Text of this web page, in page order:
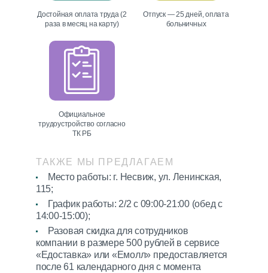
Достойная оплата труда (2
раза в месяц на карту)
Отпуск — 25 дней, оплата
больничных
Официальное
трудоустройство согласно
ТК РБ
ТАКЖЕ МЫ ПРЕДЛАГАЕМ
Место работы: г. Несвиж, ул. Ленинская,
115;
График работы: 2/2 с 09:00-21:00 (обед с
14:00-15:00);
Разовая скидка для сотрудников
компании в размере 500 рублей в сервисе
«Едоставка» или «Емолл» предоставляется
после 61 календарного дня с момента